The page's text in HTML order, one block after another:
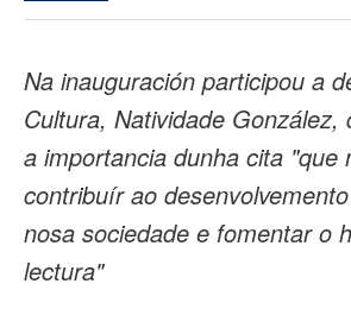
Na inauguración participou a
Cultura, Natividade González,
a importancia dunha cita "que
contribuír ao
nosa sociedade e fomentar o
lectura"